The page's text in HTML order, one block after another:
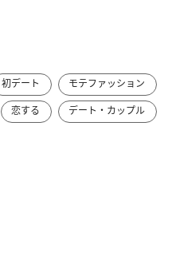
初デート
モテファッション
恋する デート・カップル